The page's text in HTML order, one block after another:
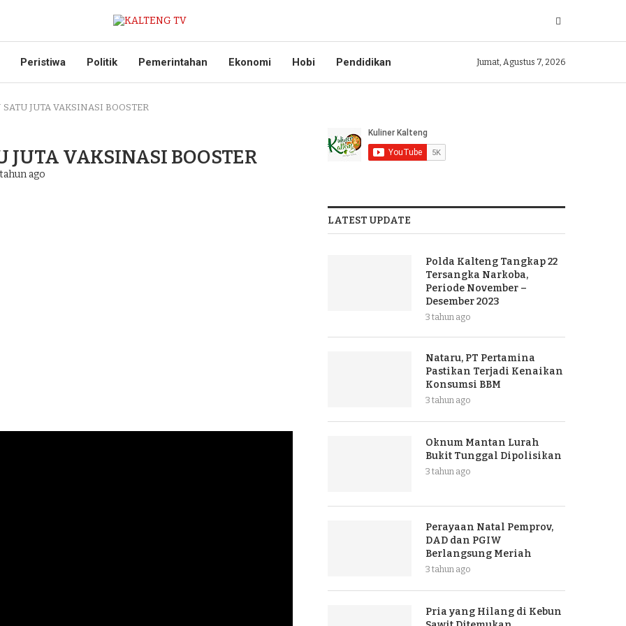
Peristiwa Politik Pemerintahan Ekonomi Hobi Pendidikan Jumat, Agustus 7, 2026
JUTA VAKSINASI BOOSTER
JUTA VAKSINASI BOOSTER
ago
LATEST UPDATE
Polda Kalteng Tangkap 22
Tersangka Narkoba,
Periode November –
Desember 2023
3 tahun ago
Nataru, PT Pertamina
Pastikan Terjadi Kenaikan
Konsumsi BBM
3 tahun ago
Oknum Mantan Lurah
Bukit Tunggal Dipolisikan
3 tahun ago
Perayaan Natal Pemprov,
DAD dan PGIW
Berlangsung Meriah
3 tahun ago
Pria yang Hilang di Kebun